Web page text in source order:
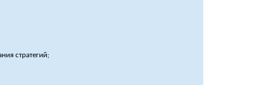
стратегий;